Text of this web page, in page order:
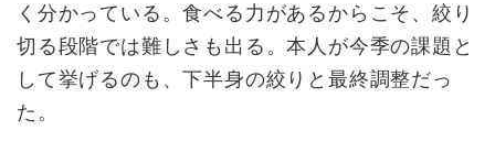
く分かっている。食べる力があるからこそ、絞り
切る段階では難しさも出る。本人が今季の課題と
して挙げるのも、下半身の絞りと最終調整だっ
た。